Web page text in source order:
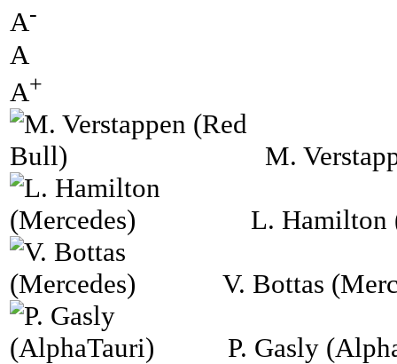
A-
A
A+
M.
L. Hamilton
V. Bottas
P. Gasly